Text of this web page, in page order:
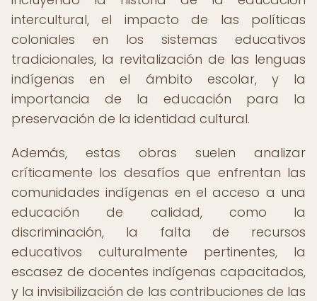
intercultural, el impacto de las políticas
coloniales en los sistemas educativos
tradicionales, la revitalización de las lenguas
indígenas en el ámbito escolar, y la
importancia de la educación para la
preservación de la identidad cultural.
Además, estas obras suelen analizar
críticamente los desafíos que enfrentan las
comunidades indígenas en el acceso a una
educación de calidad, como la
discriminación, la falta de recursos
educativos culturalmente pertinentes, la
escasez de docentes indígenas capacitados,
y la invisibilización de las contribuciones de las